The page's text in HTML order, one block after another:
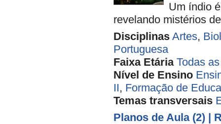
Um índio
revelando mistérios
Disciplinas Artes,
Portuguesa
Faixa Etária Todas
Nível de Ensino
II, Formação de
Temas transversais
Planos de Aula (2) |